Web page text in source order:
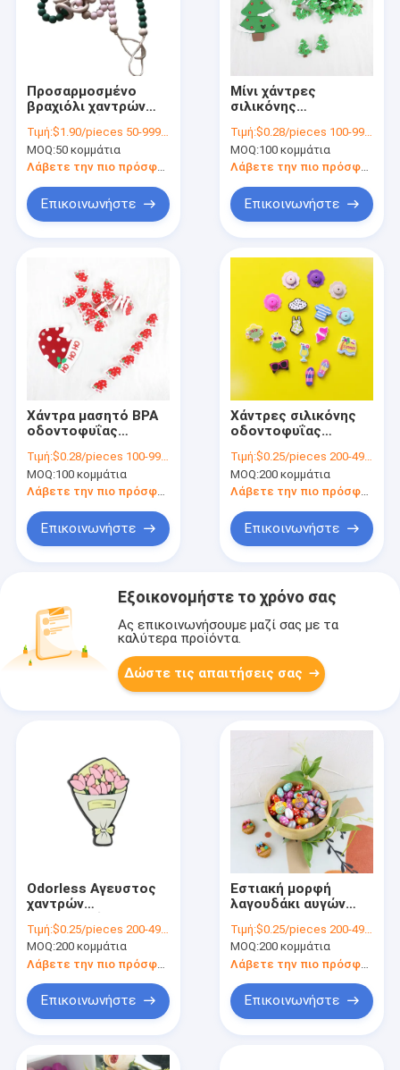
Προσαρμοσμένο
βραχιόλι χαντρών
σιλικόνης για το
παιχνίδι παιδιών
μωρών νηπίων
Τιμή:$1.90/pieces 50-999 pieces
MOQ:50 κομμάτια
Λάβετε την πιο πρόσφατη τιμή
Επικοινωνήστε
Μίνι χάντρες
σιλικόνης
βαθμού τροφίμων
για το περιδέραιο
αλυσίδων
Τιμή:$0.28/pieces 100-999 pieces
MOQ:100 κομμάτια
Επικοινωνήστε
Χάντρα μασητό BPA
οδοντοφυΐας
Χριστουγέννων
ελεύθερη για το
μωρό νηπίων
Τιμή:$0.28/pieces 100-999 pieces
MOQ:100 κομμάτια
Λάβετε την πιο πρόσφατη τιμή
Επικοινωνήστε
Χάντρες σιλικόνης
οδοντοφυΐας
μορφή μαγιό
μπικινιών θερινών
γυαλιών ηλίου
Τιμή:$0.25/pieces 200-4999 pieces
MOQ:200 κομμάτια
Λάβετε την πιο πρόσφατη τιμή
Επικοινωνήστε
Εξοικονομήστε το χρόνο σας
Ας επικοινωνήσουμε μαζί σας με τα
καλύτερα προϊόντα.
Δώστε τις απαιτήσεις σας
Odorless Αγευστος
χαντρών
σιλικόνης 27mm
διακοσμητικός για
τα παιδιά μωρών
Τιμή:$0.25/pieces 200-4999 pieces
MOQ:200 κομμάτια
Λάβετε την πιο πρόσφατη τιμή
Επικοινωνήστε
Εστιακή μορφή
λαγουδάκι αυγών
σιλικόνης χαντρών
βαθμού τροφίμων
για την παραγωγή
μανδρών
Τιμή:$0.25/pieces 200-4999 pieces
MOQ:200 κομμάτια
Επικοινωνήστε